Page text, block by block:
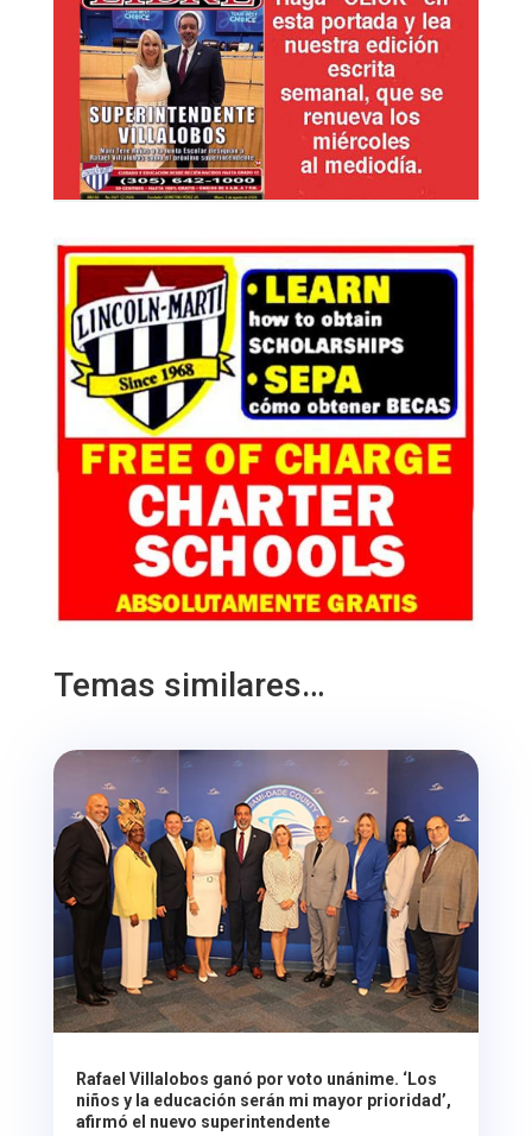
Temas similares…
Rafael Villalobos ganó por voto unánime. ‘Los
niños y la educación serán mi mayor prioridad’,
afirmó el nuevo superintendente